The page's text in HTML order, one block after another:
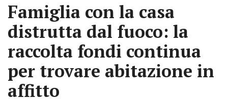
Famiglia con la casa
distrutta dal fuoco: la
raccolta fondi continua
per trovare abitazione in
affitto